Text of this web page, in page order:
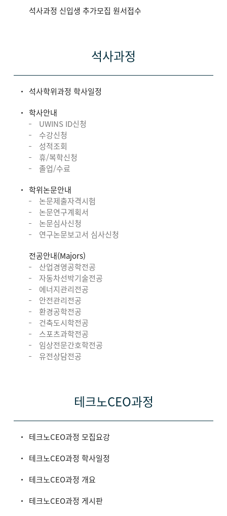
석사과정 신입생 추가모집 원서접수
석사과정
석사학위과정 학사일정
학사안내
UWINS ID신청
수강신청
성적조회
휴/복학신청
졸업/수료
학위논문안내
논문제출자격시험
논문연구계획서
논문심사신청
연구논문보고서 심사신청
전공안내(Majors)
산업경영공학전공
자동차선박기술전공
에너지관리전공
안전관리전공
환경공학전공
건축도시학전공
스포츠과학전공
임상전문간호학전공
유전상담전공
테크노CEO과정
테크노CEO과정 모집요강
테크노CEO과정 학사일정
테크노CEO과정 개요
테크노CEO과정 게시판